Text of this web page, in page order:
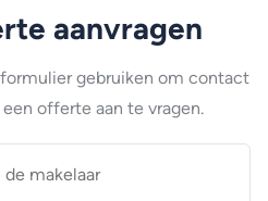
aanvragen
gebruiken om contact
offerte aan te vragen.